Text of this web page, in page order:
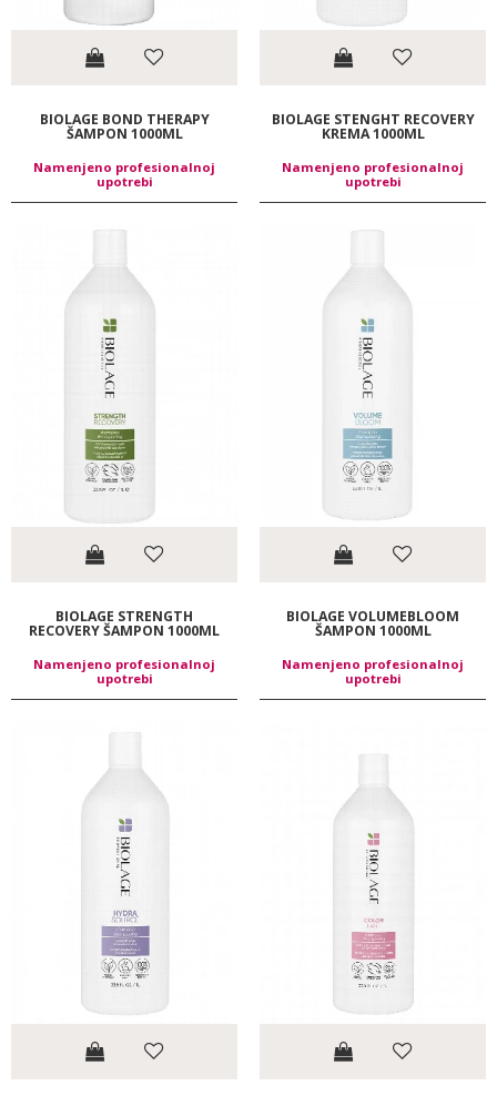
BIOLAGE BOND THERAPY
ŠAMPON 1000ML
Namenjeno profesionalnoj
upotrebi
BIOLAGE STENGHT RECOVERY
KREMA 1000ML
Namenjeno profesionalnoj
upotrebi
BIOLAGE STRENGTH
RECOVERY ŠAMPON 1000ML
Namenjeno profesionalnoj
upotrebi
BIOLAGE VOLUMEBLOOM
ŠAMPON 1000ML
Namenjeno profesionalnoj
upotrebi